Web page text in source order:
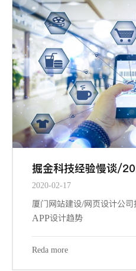
掘金科技经验慢谈/
2020-02-17
厦门网站建设/网页设计公
APP设计趋势
Reda more